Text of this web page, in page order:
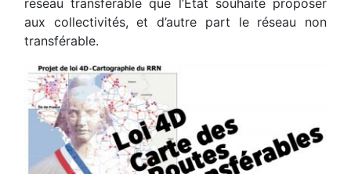
réseau transférable que l’Etat souhaite proposer
aux collectivités, et d’autre part le réseau non
transférable.